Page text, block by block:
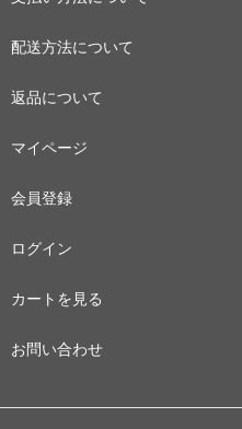
配送方法について
返品について
マイページ
会員登録
ログイン
カートを見る
お問い合わせ